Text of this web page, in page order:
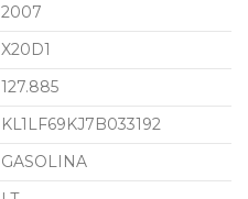
2007
X20D1
127.885
KL1LF69KJ7B033192
GASOLINA